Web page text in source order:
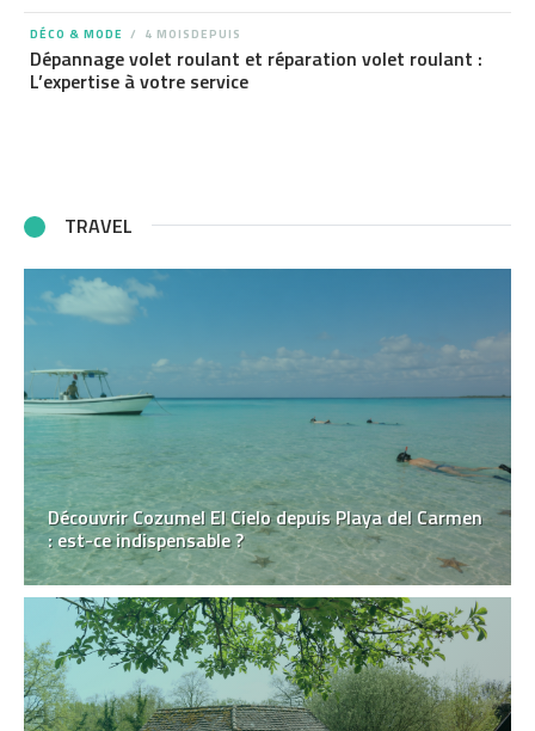
DÉCO & MODE 4 MOISDEPUIS
Dépannage volet roulant et réparation volet roulant :
L’expertise à votre service
TRAVEL
Découvrir Cozumel El Cielo depuis Playa del Carmen
: est-ce indispensable ?